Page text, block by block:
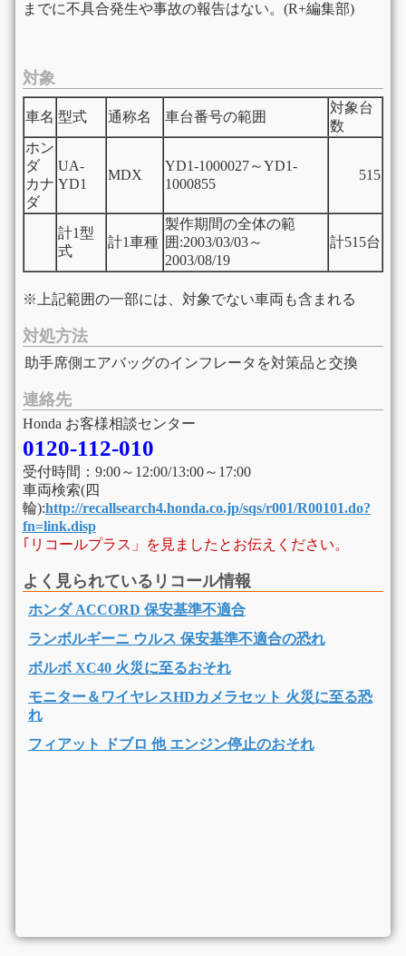
までに不具合発生や事故の報告はない。(R+編集部)
対象
車名 型式 通称名 車台番号の範囲
対象台
数
ホン
ダ
カナ
ダ
UA-
YD1
MDX
YD1-1000027～YD1-
1000855
515
計1型
式
計1車種
製作期間の全体の範
囲:2003/03/03～
2003/08/19
計515台
※上記範囲の一部には、対象でない車両も含まれる
対処方法
助手席側エアバッグのインフレータを対策品と交換
連絡先
Honda お客様相談センター
0120-112-010
受付時間：9:00～12:00/13:00～17:00
車両検索(四
輪):http://recallsearch4.honda.co.jp/sqs/r001/R00101.do?
fn=link.disp
｢リコールプラス」を見ましたとお伝えください。
よく見られているリコール情報
ホンダ ACCORD 保安基準不適合
ランボルギーニ ウルス 保安基準不適合の恐れ
ボルボ XC40 火災に至るおそれ
モニター＆ワイヤレスHDカメラセット 火災に至る恐
れ
フィアット ドブロ 他 エンジン停止のおそれ